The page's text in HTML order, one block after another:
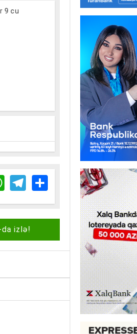
9 cu
WhatsApp
Telegram
Share
izlə!